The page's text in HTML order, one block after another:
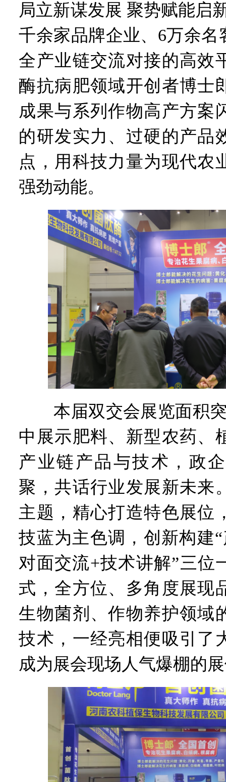
局立新谋发展 聚势赋能启
千余家品牌企业、6万余名
全产业链交流对接的高效
酶抗病肥领域开创者博士
成果与系列作物高产方案
的研发实力、过硬的产品
点，用科技力量为现代农
强劲动能。
本届双交会展览面积突
中展示肥料、新型农药、
产业链产品与技术，政
聚，共话行业发展新未来
主题，精心打造特色展位
技蓝为主色调，创新构建
对面交流+技术讲解”三位
式，全方位、多角度展现
生物菌剂、作物养护领域
技术，一经亮相便吸引了
成为展会现场人气爆棚的